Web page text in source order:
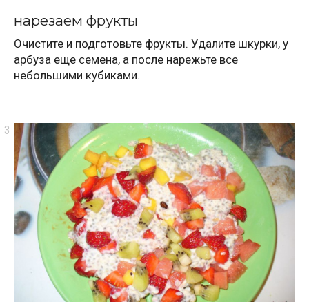
нарезаем фрукты
Очистите и подготовьте фрукты. Удалите шкурки, у
арбуза еще семена, а после нарежьте все
небольшими кубиками.